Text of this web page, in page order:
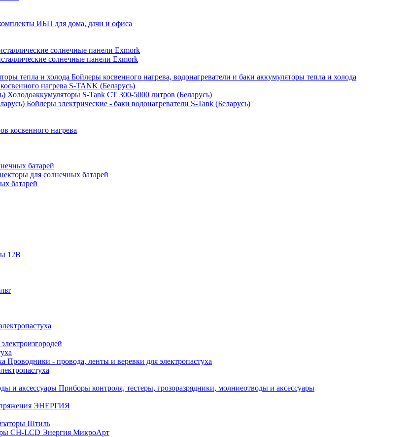
ИБП для дома, дачи и офиса
солнечные панели Exmork
солнечные панели Exmork
Бойлеры косвенного нагрева, водонагреватели и баки аккумуляторы тепла и холода
нагрева S-TANK (Беларусь)
Холодоаккумуляторы S-Tank СТ 300-5000 литров (Беларусь)
Бойлеры электрические - баки водонагреватели S-Tank (Беларусь)
косвенного нагрева
батарей
для солнечных батарей
батарей
12В
Проводники - провода, ленты и веревки для электропастуха
Приборы контроля, тестеры, грозоразрядники, молниеотводы и аксессуары
ЭНЕРГИЯ
Штиль
СН-LCD Энepгия МикроАрт